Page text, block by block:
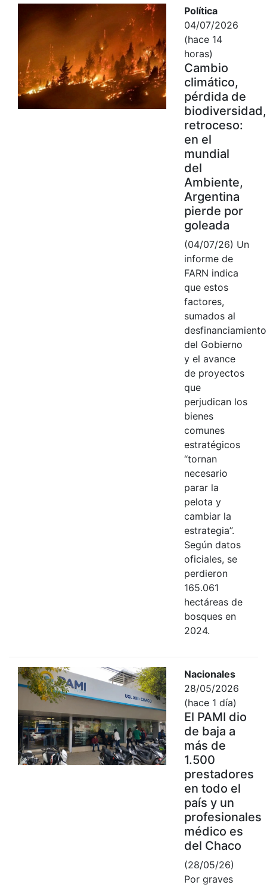
Política
04/07/2026
(hace 14
horas)
Cambio
climático,
pérdida de
biodiversidad,
retroceso:
en el
mundial
del
Ambiente,
Argentina
pierde por
goleada
(04/07/26) Un
informe de
FARN indica
que estos
factores,
sumados al
desfinanciamiento
del Gobierno
y el avance
de proyectos
que
perjudican los
bienes
comunes
estratégicos
“tornan
necesario
parar la
pelota y
cambiar la
estrategia”.
Según datos
oficiales, se
perdieron
165.061
hectáreas de
bosques en
2024.
Nacionales
28/05/2026
(hace 1 día)
El PAMI dio
de baja a
más de
1.500
prestadores
en todo el
país y un
profesionales
médico es
del Chaco
(28/05/26)
Por graves